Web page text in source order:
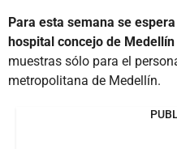
Para esta semana se
hospital concejo de Medellín
muestras sólo para el
metropolitana de Medellín.